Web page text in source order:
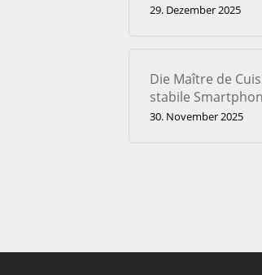
29. Dezember 2025
Die Maître de
stabile
30. November 2025